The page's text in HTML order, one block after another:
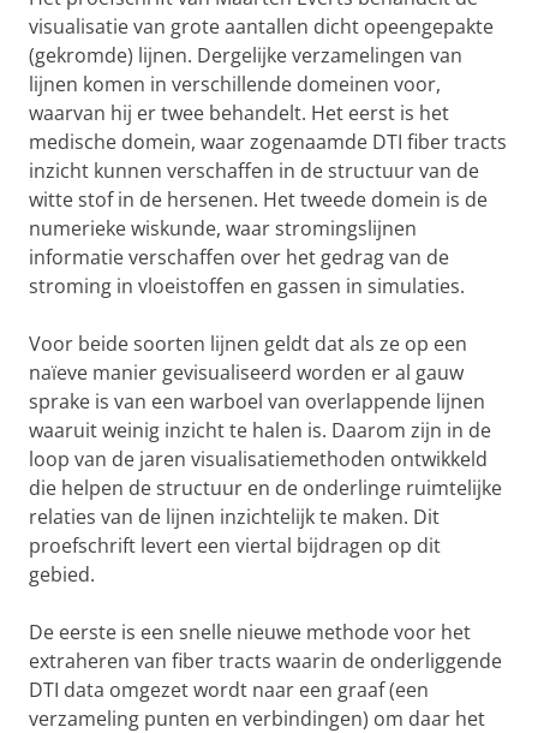
visualisatie van grote aantallen dicht opeengepakte
(gekromde) lijnen. Dergelijke verzamelingen van
lijnen komen in verschillende domeinen voor,
waarvan hij er twee behandelt. Het eerst is het
medische domein, waar zogenaamde DTI fiber tracts
inzicht kunnen verschaffen in de structuur van de
witte stof in de hersenen. Het tweede domein is de
numerieke wiskunde, waar stromingslijnen
informatie verschaffen over het gedrag van de
stroming in vloeistoffen en gassen in simulaties.
Voor beide soorten lijnen geldt dat als ze op een
naïeve manier gevisualiseerd worden er al gauw
sprake is van een warboel van overlappende lijnen
waaruit weinig inzicht te halen is. Daarom zijn in de
loop van de jaren visualisatiemethoden ontwikkeld
die helpen de structuur en de onderlinge ruimtelijke
relaties van de lijnen inzichtelijk te maken. Dit
proefschrift levert een viertal bijdragen op dit
gebied.
De eerste is een snelle nieuwe methode voor het
extraheren van fiber tracts waarin de onderliggende
DTI data omgezet wordt naar een graaf (een
verzameling punten en verbindingen) om daar het